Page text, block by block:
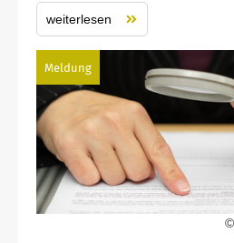
weiterlesen
Meldung